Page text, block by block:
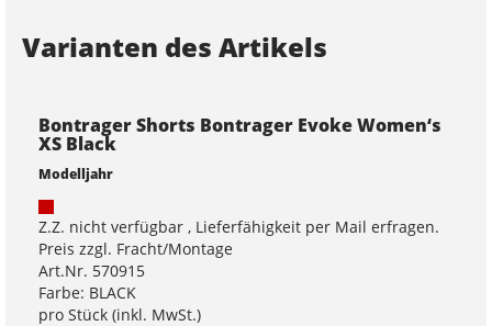
Varianten des Artikels
Bontrager Shorts Bontrager Evoke Women‘s
XS Black
Modelljahr
Z.Z. nicht verfügbar , Lieferfähigkeit per Mail erfragen.
Preis zzgl. Fracht/Montage
Art.Nr. 570915
Farbe: BLACK
pro Stück (inkl. MwSt.)